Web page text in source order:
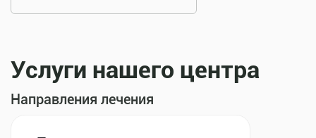
Услуги нашего центра
Направления лечения